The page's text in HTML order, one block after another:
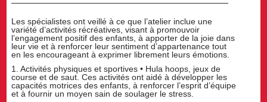
Les spécialistes ont veillé à ce que l’atelier inclue une
variété d’activités récréatives, visant à promouvoir
l’engagement positif des enfants, à apporter de la joie dans
leur vie et à renforcer leur sentiment d’appartenance tout
en les encourageant à exprimer librement leurs émotions.
1. Activités physiques et sportives • Hula hoops, jeux de
course et de saut. Ces activités ont aidé à développer les
capacités motrices des enfants, à renforcer l’esprit d’équipe
et à fournir un moyen sain de soulager le stress.